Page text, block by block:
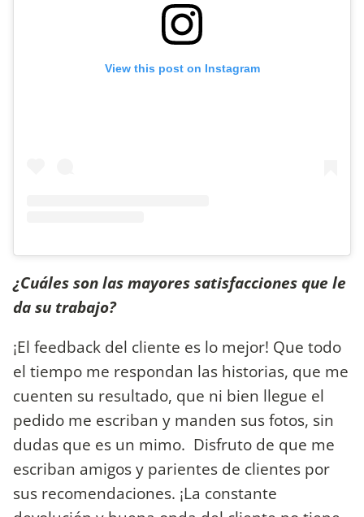
View this post on Instagram
¿Cuáles son las mayores satisfacciones que le
da su trabajo?
¡El feedback del cliente es lo mejor! Que todo
el tiempo me respondan las historias, que me
cuenten su resultado, que ni bien llegue el
pedido me escriban y manden sus fotos, sin
dudas que es un mimo. Disfruto de que me
escriban amigos y parientes de clientes por
sus recomendaciones. ¡La constante